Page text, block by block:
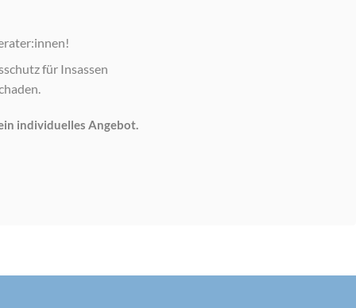
für Insassen
individuelles Angebot.